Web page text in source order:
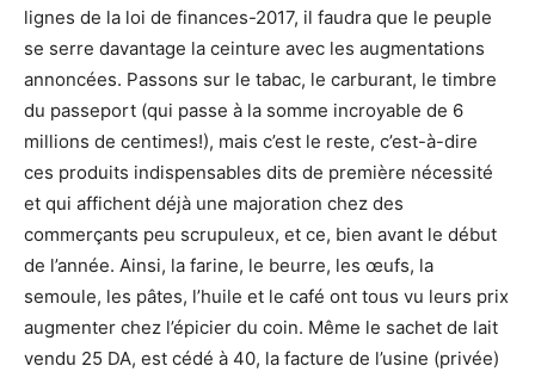
lignes de la loi de finances-2017, il faudra que le peuple
se serre davantage la ceinture avec les augmentations
annoncées. Passons sur le tabac, le carburant, le timbre
du passeport (qui passe à la somme incroyable de 6
millions de centimes!), mais c’est le reste, c’est-à-dire
ces produits indispensables dits de première nécessité
et qui affichent déjà une majoration chez des
commerçants peu scrupuleux, et ce, bien avant le début
de l’année. Ainsi, la farine, le beurre, les œufs, la
semoule, les pâtes, l’huile et le café ont tous vu leurs prix
augmenter chez l’épicier du coin. Même le sachet de lait
vendu 25 DA, est cédé à 40, la facture de l’usine (privée)